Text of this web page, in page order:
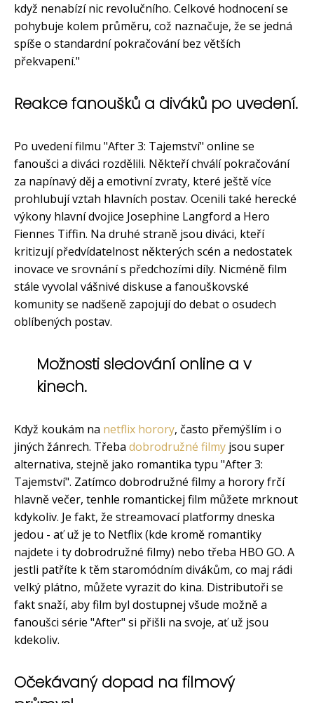
když nenabízí nic revolučního. Celkové hodnocení se
pohybuje kolem průměru, což naznačuje, že se jedná
spíše o standardní pokračování bez větších
překvapení."
Reakce fanoušků a diváků po uvedení.
Po uvedení filmu "After 3: Tajemství" online se
fanoušci a diváci rozdělili. Někteří chválí pokračování
za napínavý děj a emotivní zvraty, které ještě více
prohlubují vztah hlavních postav. Ocenili také herecké
výkony hlavní dvojice Josephine Langford a Hero
Fiennes Tiffin. Na druhé straně jsou diváci, kteří
kritizují předvídatelnost některých scén a nedostatek
inovace ve srovnání s předchozími díly. Nicméně film
stále vyvolal vášnivé diskuse a fanouškovské
komunity se nadšeně zapojují do debat o osudech
oblíbených postav.
Možnosti sledování online a v
kinech.
Když koukám na netflix horory, často přemýšlím i o
jiných žánrech. Třeba dobrodružné filmy jsou super
alternativa, stejně jako romantika typu "After 3:
Tajemství". Zatímco dobrodružné filmy a horory frčí
hlavně večer, tenhle romantickej film můžete mrknout
kdykoliv. Je fakt, že streamovací platformy dneska
jedou - ať už je to Netflix (kde kromě romantiky
najdete i ty dobrodružné filmy) nebo třeba HBO GO. A
jestli patříte k těm staromódním divákům, co maj rádi
velký plátno, můžete vyrazit do kina. Distributoři se
fakt snaží, aby film byl dostupnej všude možně a
fanoušci série "After" si přišli na svoje, ať už jsou
kdekoliv.
Očekávaný dopad na filmový